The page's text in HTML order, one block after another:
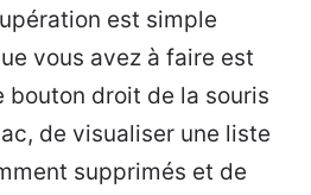
est simple
vous avez à faire est
bouton droit de la souris
de visualiser une liste
supprimés et de